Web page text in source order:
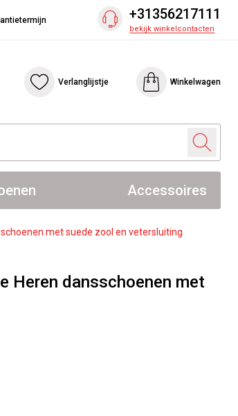
+31356217111
bekijk winkelcontacten
Verlanglijstje Winkelwagen
Accessoires
met suede zool en vetersluiting
Heren dansschoenen met